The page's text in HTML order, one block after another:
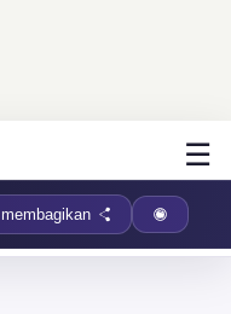
☰
membagikan